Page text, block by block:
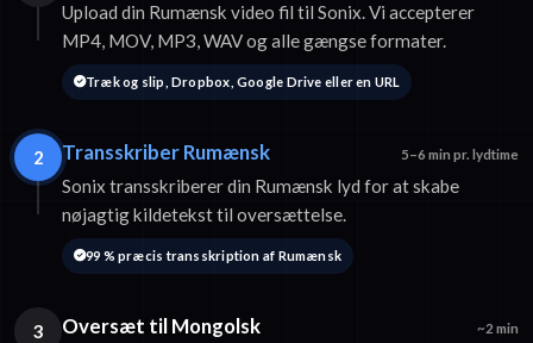
Upload din Rumænsk video fil til Sonix. Vi accepterer
MP4, MOV, MP3, WAV og alle gængse formater.
Træk og slip, Dropbox, Google Drive eller en URL
2 Transskriber Rumænsk 5–6 min pr. lydtime
Sonix transskriberer din Rumænsk lyd for at skabe
nøjagtig kildetekst til oversættelse.
99 % præcis transskription af Rumænsk
3 Oversæt til Mongolsk ~2 min